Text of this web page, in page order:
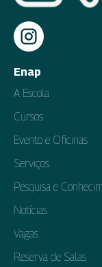
Enap
A Escola
Cursos
Evento e Oficinas
Serviços
Pesquisa e
Notícias
Vagas
Reserva de Salas